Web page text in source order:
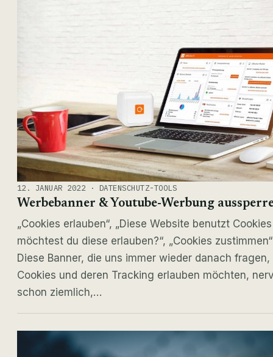
12. JANUAR 2022 · DATENSCHUTZ-TOOLS
Werbebanner & Youtube-Werbung
„Cookies erlauben“, „Diese Website benutzt
möchtest du diese erlauben?“, „Cookies
Diese Banner, die uns immer wieder danach
Cookies und deren Tracking erlauben möchten,
schon ziemlich,…